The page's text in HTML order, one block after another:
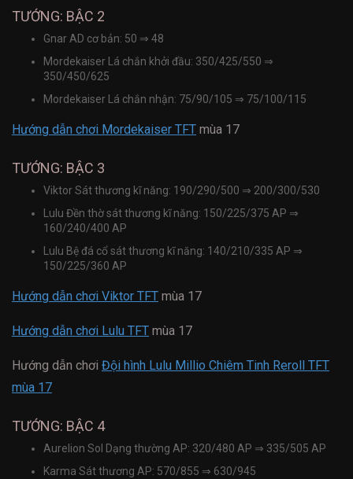
TƯỚNG: BẬC 2
Gnar AD cơ bản: 50 ⇒ 48
Mordekaiser Lá chắn khởi đầu: 350/425/550 ⇒
350/450/625
Mordekaiser Lá chắn nhận: 75/90/105 ⇒ 75/100/115
Hướng dẫn chơi Mordekaiser TFT mùa 17
TƯỚNG: BẬC 3
Viktor Sát thương kĩ năng: 190/290/500 ⇒ 200/300/530
Lulu Đền thờ sát thương kĩ năng: 150/225/375 AP ⇒
160/240/400 AP
Lulu Bệ đá cổ sát thương kĩ năng: 140/210/335 AP ⇒
150/225/360 AP
Hướng dẫn chơi Viktor TFT mùa 17
Hướng dẫn chơi Lulu TFT mùa 17
Hướng dẫn chơi Đội hình Lulu Millio Chiêm Tinh Reroll TFT
mùa 17
TƯỚNG: BẬC 4
Aurelion Sol Dạng thường AP: 320/480 AP ⇒ 335/505 AP
Karma Sát thương AP: 570/855 ⇒ 630/945